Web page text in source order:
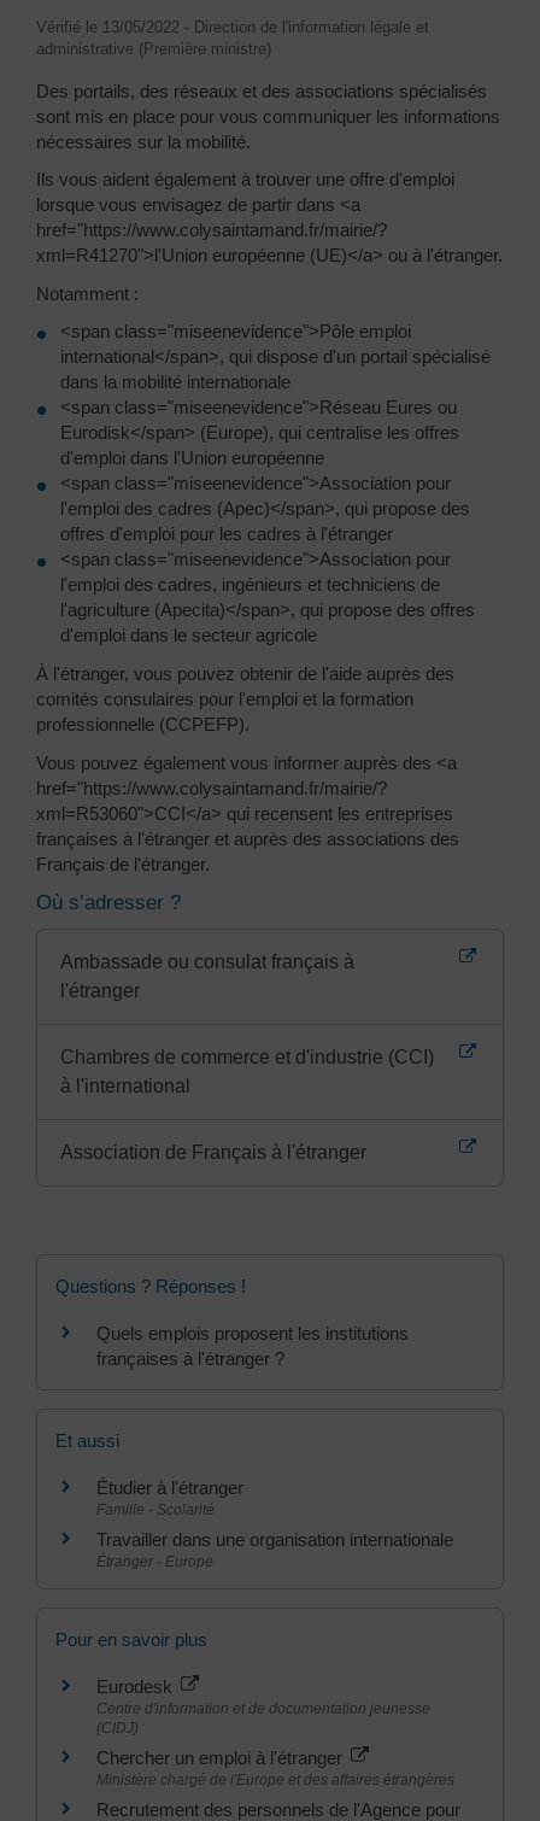
Vérifié le 13/05/2022 - Direction de l'information légale et
administrative (Première ministre)
Des portails, des réseaux et des associations spécialisés
sont mis en place pour vous communiquer les informations
nécessaires sur la mobilité.
Ils vous aident également à trouver une offre d'emploi
lorsque vous envisagez de partir dans <a
href="https://www.colysaintamand.fr/mairie/?
xml=R41270">l'Union européenne (UE)</a> ou à l'étranger.
Notamment :
<span class="miseenevidence">Pôle emploi
international</span>, qui dispose d'un portail spécialisé
dans la mobilité internationale
<span class="miseenevidence">Réseau Eures ou
Eurodisk</span> (Europe), qui centralise les offres
d'emploi dans l'Union européenne
<span class="miseenevidence">Association pour
l'emploi des cadres (Apec)</span>, qui propose des
offres d'emploi pour les cadres à l'étranger
<span class="miseenevidence">Association pour
l'emploi des cadres, ingénieurs et techniciens de
l'agriculture (Apecita)</span>, qui propose des offres
d'emploi dans le secteur agricole
À l'étranger, vous pouvez obtenir de l'aide auprès des
comités consulaires pour l'emploi et la formation
professionnelle (CCPEFP).
Vous pouvez également vous informer auprès des <a
href="https://www.colysaintamand.fr/mairie/?
xml=R53060">CCI</a> qui recensent les entreprises
françaises à l'étranger et auprès des associations des
Français de l'étranger.
Où s’adresser ?
Ambassade ou consulat français à
l'étranger
Chambres de commerce et d'industrie (CCI)
à l'international
Association de Français à l'étranger
Questions ? Réponses !
Quels emplois proposent les institutions
françaises à l'étranger ?
Et aussi
Étudier à l'étranger
Famille - Scolarité
Travailler dans une organisation internationale
Étranger - Europe
Pour en savoir plus
Eurodesk
Centre d'information et de documentation jeunesse
(CIDJ)
Chercher un emploi à l'étranger
Ministère chargé de l'Europe et des affaires étrangères
Recrutement des personnels de l'Agence pour